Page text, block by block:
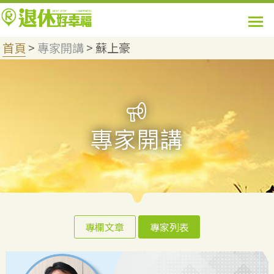
首頁 > 專家開講> 蘇上豪
專欄文章 專家列表